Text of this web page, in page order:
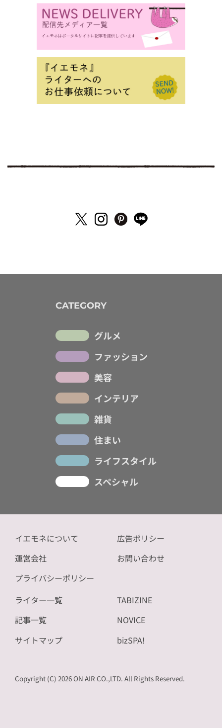
CATEGORY
グルメ
ファッション
美容
インテリア
雑貨
住まい
ライフスタイル
スペシャル
イエモネについて
運営会社
プライバシーポリシー
広告ポリシー
お問い合わせ
ライター一覧
記事一覧
サイトマップ
TABIZINE
NOVICE
bizSPA!
Copyright (C) 2026 ON AIR CO.,LTD. All Rights Reserved.